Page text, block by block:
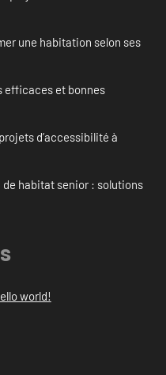
une habitation selon ses
efficaces et bonnes
d’accessibilité à
de habitat senior : solutions
world!